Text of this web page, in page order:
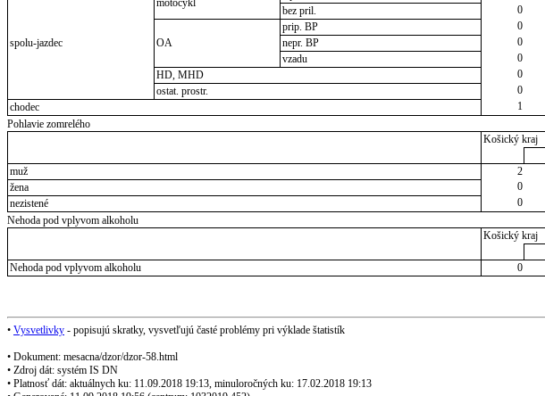
spolu-jazdec
motocykl
bez pril.
0
OA
prip. BP 0
nepr. BP
0
vzadu
0
HD, MHD
0
ostat. prostr.
0
chodec
1
Pohlavie zomrelého
Košický kraj
muž
2
žena
0
nezistené
0
Nehoda pod vplyvom alkoholu
Košický kraj
Nehoda pod vplyvom alkoholu
0
• Vysvetlivky - popisujú skratky, vysvetľujú časté problémy pri výklade štatistík
• Dokument: mesacna/dzor/dzor-58.html
• Zdroj dát: systém IS DN
• Platnosť dát: aktuálnych ku: 11.09.2018 19:13, minuloročných ku: 17.02.2018 19:13